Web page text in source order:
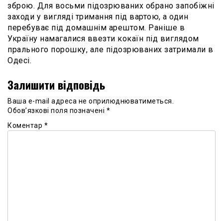
зброю. Для восьми підозрюваних обрано запобіжні
заходи у вигляді тримання під вартою, а один
перебуває під домашнім арештом. Раніше в
Україну намагалися ввезти кокаїн під виглядом
прального порошку, але підозрюваних затримали в
Одесі.
Залишити відповідь
Ваша e-mail адреса не оприлюднюватиметься.
Обов’язкові поля позначені *
Коментар *